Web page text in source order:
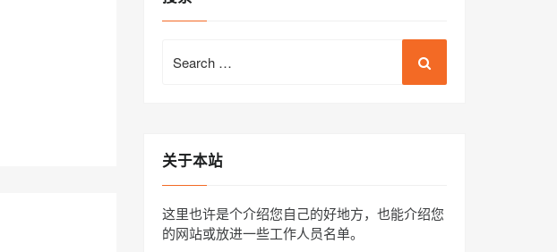
for:
关于本站
这里也许是个介绍您自己的好地方，也能介绍您
的网站或放进一些工作人员名单。